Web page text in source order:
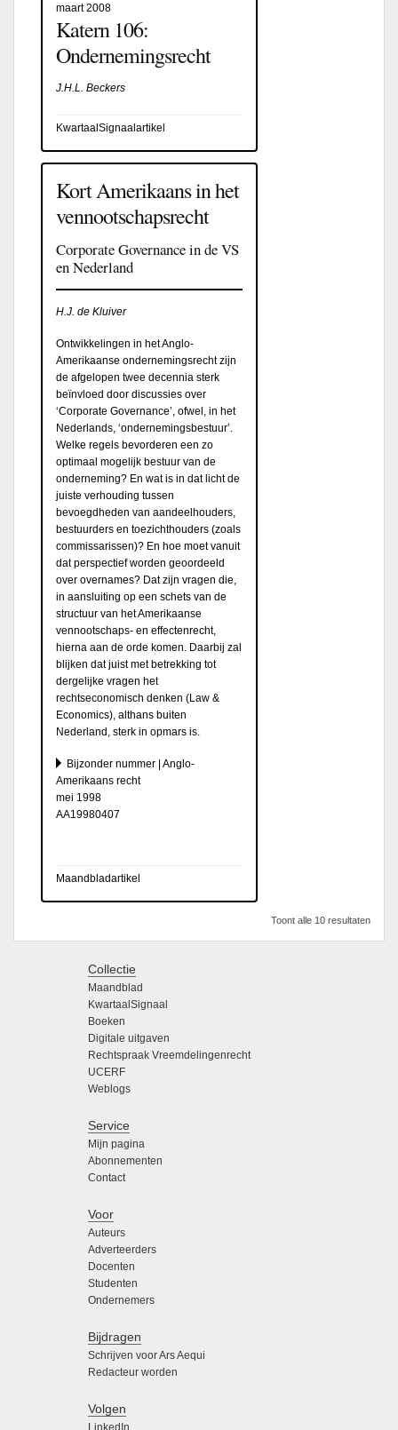
maart 2008
Katern 106:
Ondernemingsrecht
J.H.L. Beckers
KwartaalSignaalartikel
Kort Amerikaans in het
vennootschapsrecht
Corporate Governance in de VS
en Nederland
H.J. de Kluiver
Ontwikkelingen in het Anglo-
Amerikaanse ondernemingsrecht zijn
de afgelopen twee decennia sterk
beïnvloed door discussies over
‘Corporate Governance’, ofwel, in het
Nederlands, ‘ondernemingsbestuur’.
Welke regels bevorderen een zo
optimaal mogelijk bestuur van de
onderneming? En wat is in dat licht de
juiste verhouding tussen
bevoegdheden van aandeelhouders,
bestuurders en toezichthouders (zoals
commissarissen)? En hoe moet vanuit
dat perspectief worden geoordeeld
over overnames? Dat zijn vragen die,
in aansluiting op een schets van de
structuur van het Amerikaanse
vennootschaps- en effectenrecht,
hierna aan de orde komen. Daarbij zal
blijken dat juist met betrekking tot
dergelijke vragen het
rechtseconomisch denken (Law &
Economics), althans buiten
Nederland, sterk in opmars is.
Bijzonder nummer | Anglo-
Amerikaans recht
mei 1998
AA19980407
Maandbladartikel
Toont alle 10 resultaten
Collectie
Maandblad
KwartaalSignaal
Boeken
Digitale uitgaven
Rechtspraak Vreemdelingenrecht
UCERF
Weblogs
Service
Mijn pagina
Abonnementen
Contact
Voor
Auteurs
Adverteerders
Docenten
Studenten
Ondernemers
Bijdragen
Schrijven voor Ars Aequi
Redacteur worden
Volgen
LinkedIn